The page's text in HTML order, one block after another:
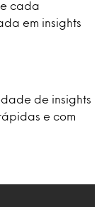
cada
em insights
de insights
e com